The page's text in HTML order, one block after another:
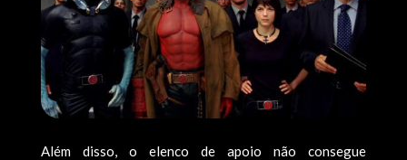
Além disso, o elenco de apoio não consegue